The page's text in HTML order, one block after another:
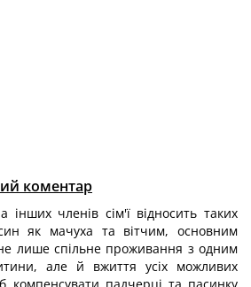
коментар
інших членів сім'ї відносить таких
як мачуха та вітчим, основним
лише спільне проживання з одним
але й вжиття усіх можливих